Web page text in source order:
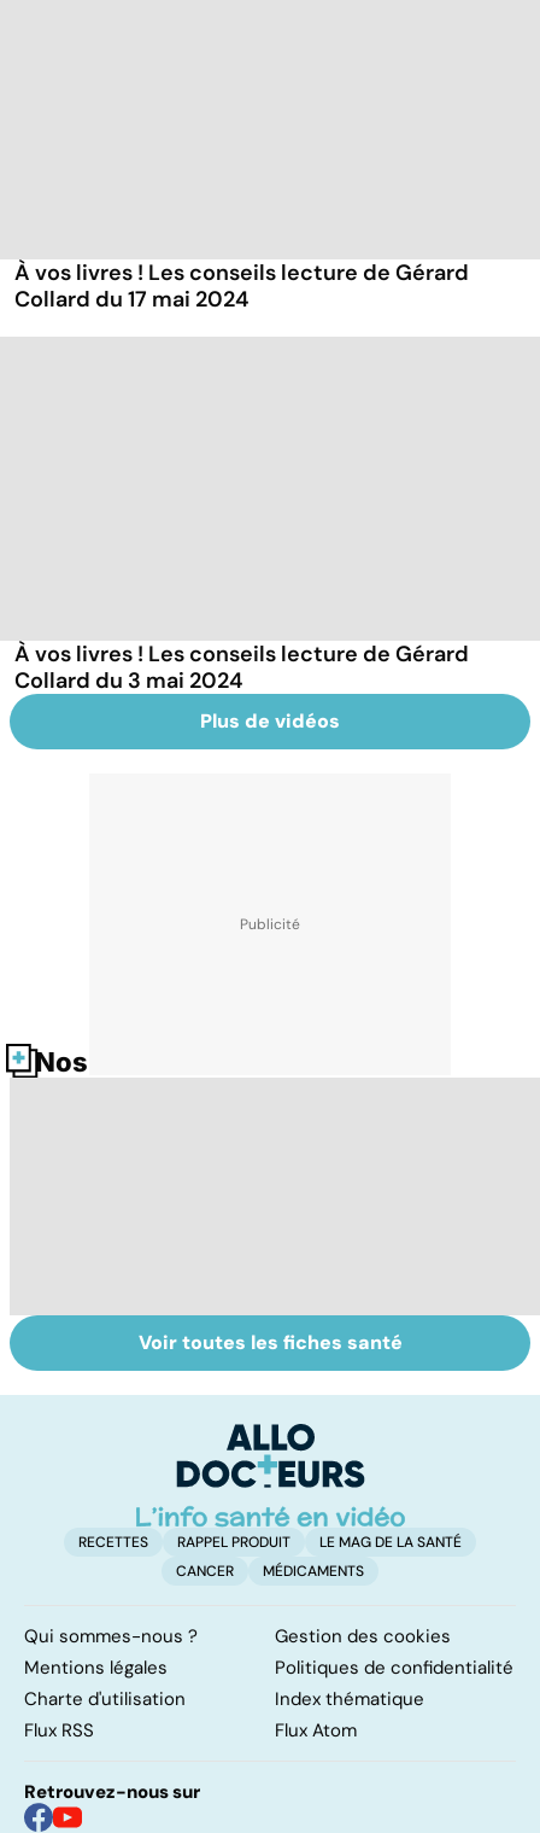
À vos livres ! Les conseils lecture de Gérard
Collard du 17 mai 2024
À vos livres ! Les conseils lecture de Gérard
Collard du 3 mai 2024
Plus de vidéos
Nos fiches santé
Tout savoir sur
les infections
Inflammation des
amygdales : que
d'angine ?
Voir toutes les fiches santé
RECETTES RAPPEL PRODUIT
LE MAG DE LA SANTÉ
CANCER
MÉDICAMENTS
Qui sommes-nous ?
Gestion des cookies
Mentions légales
Politiques de confidentialité
Charte d'utilisation
Index thématique
Flux RSS
Flux Atom
Retrouvez-nous sur